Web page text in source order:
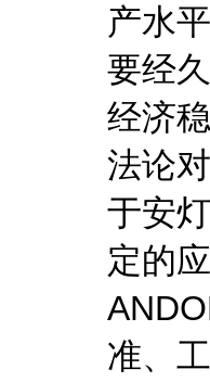
产水
要经
经济
法论
于安
定的
准、